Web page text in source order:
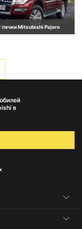
печки Mitsubishi Pajero
в